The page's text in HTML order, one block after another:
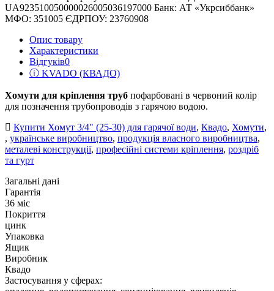
UA923510050000026005036197000 Банк: АТ «Укрсиббанк»
МФО: 351005 ЄДРПОУ: 23760908
Опис товару
Характеристики
Відгуків0
ⓘ KVADO (КВАДО)
Хомути для кріплення труб пофарбовані в червоний колір
для позначення трубопроводів з гарячою водою.
Купити Хомут 3/4" (25-30) для гарячої води, Квадо, Хомути,
, українське виробництво, продукція власного виробництва,
металеві конструкції, професійні системи кріплення, роздріб
та гурт
Загальні дані
Гарантія
36 міс
Покриття
цинк
Упаковка
Ящик
Виробник
Квадо
Застосування у сферах: